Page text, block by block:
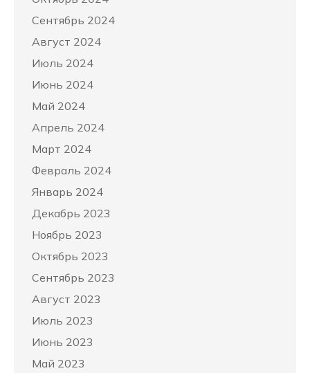
Сентябрь 2024
Август 2024
Июль 2024
Июнь 2024
Май 2024
Апрель 2024
Март 2024
Февраль 2024
Январь 2024
Декабрь 2023
Ноябрь 2023
Октябрь 2023
Сентябрь 2023
Август 2023
Июль 2023
Июнь 2023
Май 2023